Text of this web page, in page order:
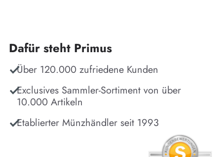
Dafür steht Primus
Über 120.000 zufriedene Kunden
Exclusives Sammler-Sortiment von über
10.000 Artikeln
Etablierter Münzhändler seit 1993